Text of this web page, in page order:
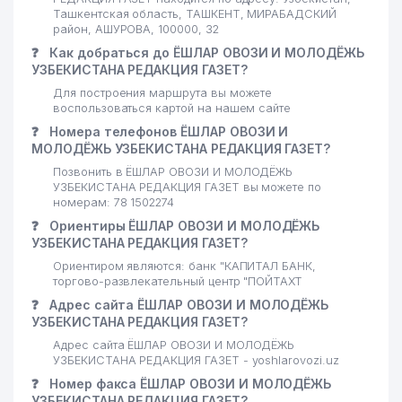
EXCLUSIVE EDUCATION НОУ 135 м
24 SAVA KONSALT ЧП 141 м
ASL NOVVOT ЧП
26
ИНФОРМАЦИОННО-
РЕСУРСНЫЙ ЦЕНТР
166 м
27
QISHLOQ HAYOTI РЕДАКЦИЯ
ГАЗЕТЫ
28
ТЕЛЕФОНЫ ДОВЕРИЯ
МИНИСТЕРСТВА ЮСТИЦИИ
РЕСПУБЛИКИ УЗБЕКИСТАН ИИ
186 м
29 КДБ БАНК УЗБЕКИСТАН АО
30
МИНИСТЕРСТВО ЮСТИЦИИ
РЕСПУБЛИКИ УЗБЕКИСТАН
192 м
Ташкентская область, ТАШКЕНТ, МИРАБАДСКИЙ
район, АШУРОВА, 100000, 32
❓
Как добраться до ЁШЛАР ОВОЗИ И МОЛОДЁЖЬ
УЗБЕКИСТАНА РЕДАКЦИЯ ГАЗЕТ?
Для построения маршрута вы можете
воспользоваться картой на нашем сайте
❓
Номера телефонов ЁШЛАР ОВОЗИ И
МОЛОДЁЖЬ УЗБЕКИСТАНА РЕДАКЦИЯ ГАЗЕТ?
Позвонить в ЁШЛАР ОВОЗИ И МОЛОДЁЖЬ
УЗБЕКИСТАНА РЕДАКЦИЯ ГАЗЕТ вы можете по
номерам: 78 1502274
❓
Ориентиры ЁШЛАР ОВОЗИ И МОЛОДЁЖЬ
УЗБЕКИСТАНА РЕДАКЦИЯ ГАЗЕТ?
Ориентиром являются: банк "КАПИТАЛ БАНК,
торгово-развлекательный центр "ПОЙТАХТ
❓
Адрес сайта ЁШЛАР ОВОЗИ И МОЛОДЁЖЬ
УЗБЕКИСТАНА РЕДАКЦИЯ ГАЗЕТ?
Адрес сайта ЁШЛАР ОВОЗИ И МОЛОДЁЖЬ
УЗБЕКИСТАНА РЕДАКЦИЯ ГАЗЕТ - yoshlarovozi.uz
❓
Номер факса ЁШЛАР ОВОЗИ И МОЛОДЁЖЬ